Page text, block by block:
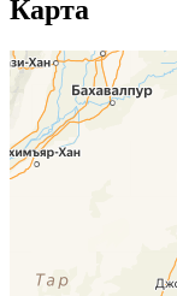
Карта